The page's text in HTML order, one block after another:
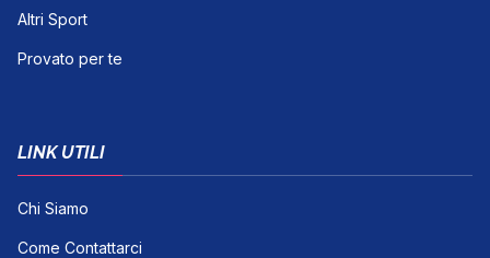
Altri Sport
Provato per te
LINK UTILI
Chi Siamo
Come Contattarci